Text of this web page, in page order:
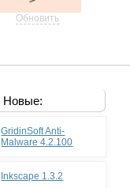
Обновить
Новые:
GridinSoft Anti-
Malware 4.2.100
Inkscape 1.3.2